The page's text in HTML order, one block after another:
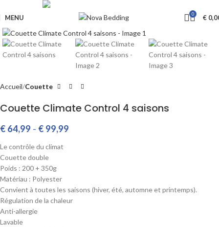
MENU 0 €
Cliquez pour agrandir
Accueil Couette
Couette Climate Control 4 saisons
€ 64,99 - € 99,99
Le contrôle du climat
Couette double
Poids : 200 + 350g
Matériau : Polyester
Convient à toutes les saisons (hiver, été, automne et printemps).
Régulation de la chaleur
Anti-allergie
Lavable